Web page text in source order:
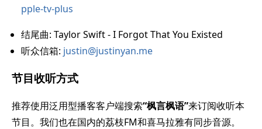
pple-tv-plus
结尾曲: Taylor Swift - I Forgot That You Existed
听众信箱: justin@justinyan.me
节目收听方式
推荐使用泛用型播客客户端搜索“枫言枫语”来订阅收听本
节目。我们也在国内的荔枝FM和喜马拉雅有同步音源。